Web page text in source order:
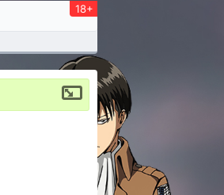
18+